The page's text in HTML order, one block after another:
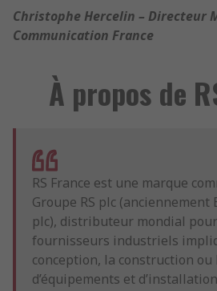
Christophe Hercelin – Directeur
Communication France
À propos de
RS France est une marque
Groupe RS plc (anciennement
plc), distributeur mondial
fournisseurs industriels
conception, la construction
d’équipements et